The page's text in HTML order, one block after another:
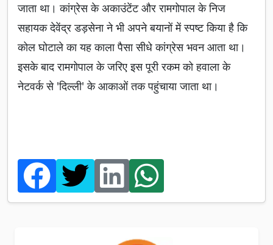
जाता था। कांग्रेस के अकाउंटेंट और रामगोपाल के निज
सहायक देवेंद्र डड़सेना ने भी अपने बयानों में स्पष्ट किया है कि
कोल घोटाले का यह काला पैसा सीधे कांग्रेस भवन आता था।
इसके बाद रामगोपाल के जरिए इस पूरी रकम को हवाला के
नेटवर्क से 'दिल्ली' के आकाओं तक पहुंचाया जाता था।